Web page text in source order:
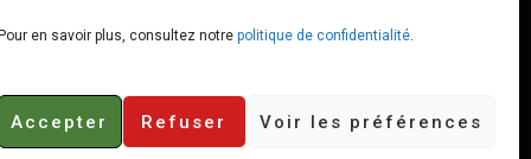
en savoir plus, consultez notre politique de confidentialité.
Accepter Refuser Voir les préférences
loops.fr
Le Samedi
18h00